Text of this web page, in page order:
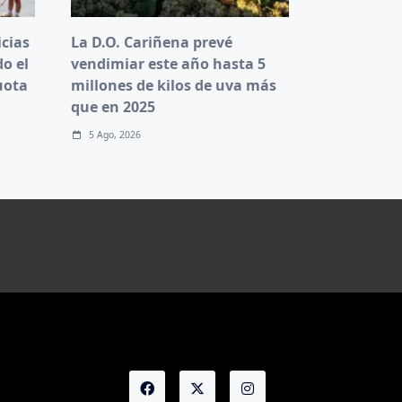
el
La D.O. Cariñena prevé
vendimiar este año hasta 5
millones de kilos de uva más
que en 2025
5 Ago, 2026